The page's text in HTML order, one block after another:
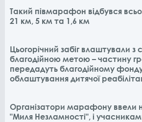
Такий півмарафон відбувся
21 км, 5 км та 1,6 км
Цьогорічний забіг влаштували з
благодійною метою – частину
передадуть благодійному
облаштування дитячої
Організатори марафону ввели
"Миля Незламності", і